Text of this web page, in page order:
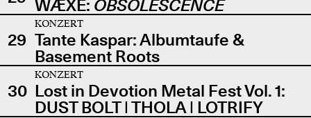
WÆXE: OBSOLESCENCE
29
KONZERT
Tante Kaspar: Albumtaufe &
Basement Roots
30
KONZERT
Lost in Devotion Metal Fest Vol. 1:
DUST BOLT | THOLA | LOTRIFY